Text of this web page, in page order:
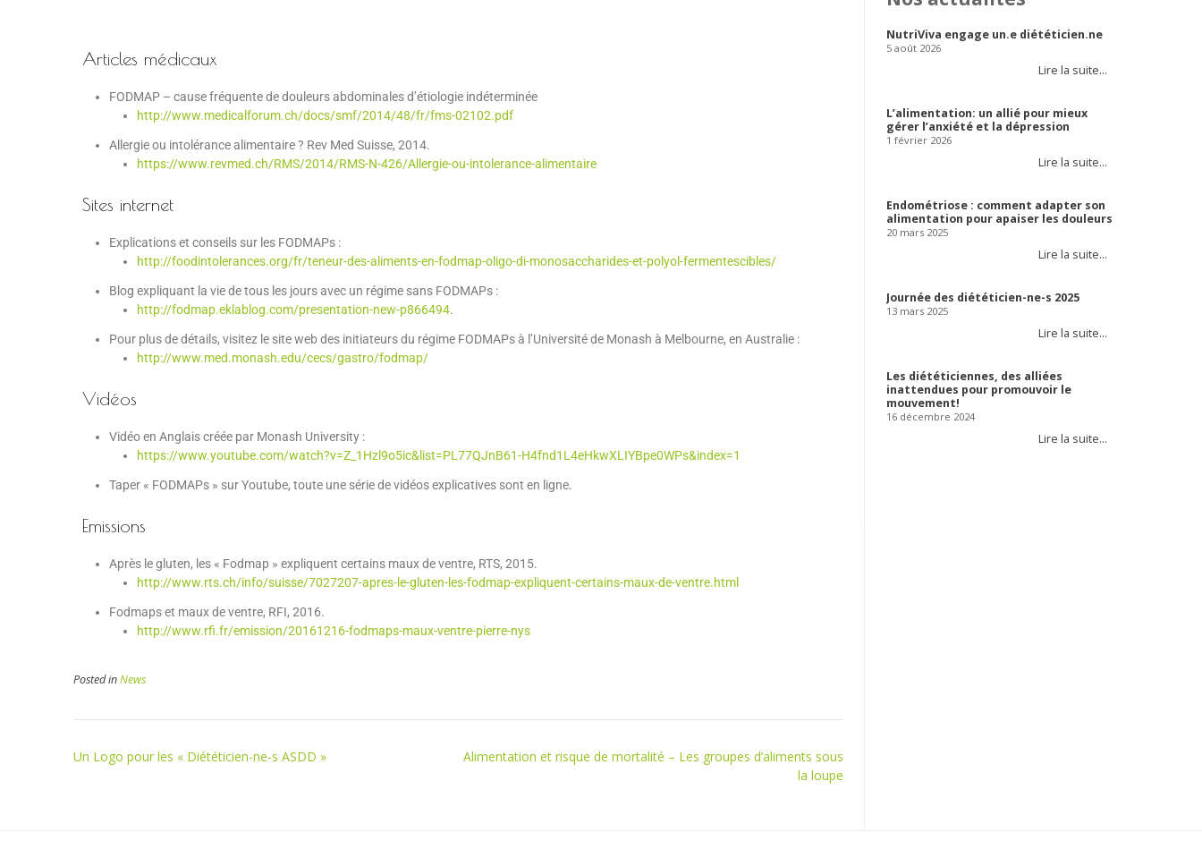
Articles médicaux
FODMAP – cause fréquente de douleurs abdominales d’étiologie indéterminée
http://www.medicalforum.ch/docs/smf/2014/48/fr/fms-02102.pdf
Allergie ou intolérance alimentaire ? Rev Med Suisse, 2014.
https://www.revmed.ch/RMS/2014/RMS-N-426/Allergie-ou-intolerance-alimentaire
Sites internet
Explications et conseils sur les FODMAPs :
http://foodintolerances.org/fr/teneur-des-aliments-en-fodmap-oligo-di-monosaccharides-et-polyol-fermentescibles/
Blog expliquant la vie de tous les jours avec un régime sans FODMAPs :
http://fodmap.eklablog.com/presentation-new-p866494.
Pour plus de détails, visitez le site web des initiateurs du régime FODMAPs à l’Université de Monash à Melbourne, en Australie :
http://www.med.monash.edu/cecs/gastro/fodmap/
Vidéos
Vidéo en Anglais créée par Monash University :
https://www.youtube.com/watch?v=Z_1Hzl9o5ic&list=PL77QJnB61-H4fnd1L4eHkwXLIYBpe0WPs&index=1
Taper « FODMAPs » sur Youtube, toute une série de vidéos explicatives sont en ligne.
Emissions
Après le gluten, les « Fodmap » expliquent certains maux de ventre, RTS, 2015.
http://www.rts.ch/info/suisse/7027207-apres-le-gluten-les-fodmap-expliquent-certains-maux-de-ventre.html
Fodmaps et maux de ventre, RFI, 2016.
http://www.rfi.fr/emission/20161216-fodmaps-maux-ventre-pierre-nys
Posted inNews
Un Logo pour les « Diététicien-ne-s ASDD »
Alimentation et risque de mortalité – Les groupes d’aliments sous
la loupe
NutriViva engage un.e diététicien.ne
5 août 2026
Lire la suite…
L’alimentation: un allié pour mieux
gérer l’anxiété et la dépression
1 février 2026
Lire la suite…
Endométriose : comment adapter son
alimentation pour apaiser les douleurs
20 mars 2025
Lire la suite…
Journée des diététicien-ne-s 2025
13 mars 2025
Lire la suite…
Les diététiciennes, des alliées
inattendues pour promouvoir le
mouvement!
16 décembre 2024
Lire la suite…